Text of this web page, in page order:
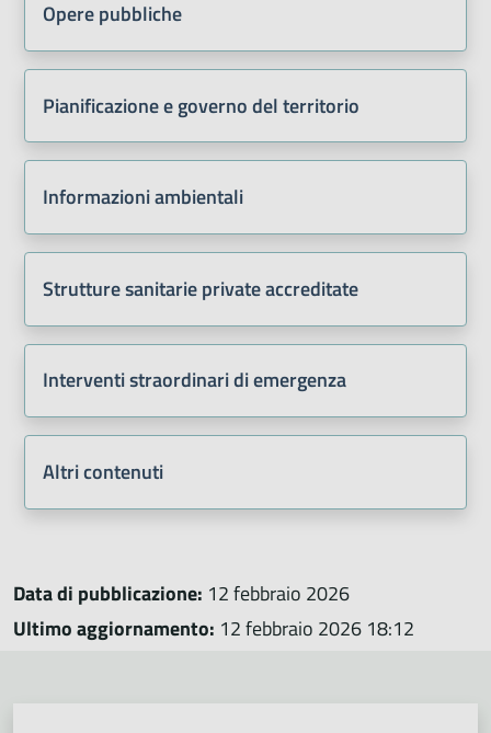
Opere pubbliche
Pianificazione e governo del territorio
Informazioni ambientali
Strutture sanitarie private accreditate
Interventi straordinari di emergenza
Altri contenuti
Data di pubblicazione: 12 febbraio 2026
Ultimo aggiornamento: 12 febbraio 2026 18:12